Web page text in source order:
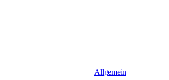
Allgemein